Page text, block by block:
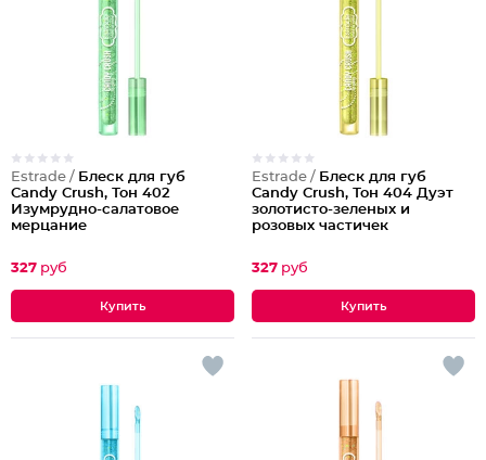
Estrade / Блеск для губ
Candy Crush, Тон 402
Изумрудно-салатовое
мерцание
327 руб
Estrade / Блеск для губ
Candy Crush, Тон 404 Дуэт
золотисто-зеленых и
розовых частичек
327 руб